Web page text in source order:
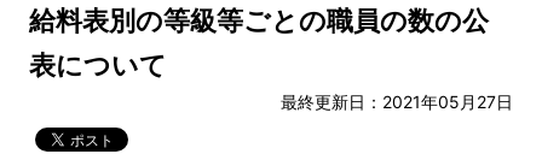
給料表別の等級等ごとの職員の数の公
表について
最終更新日：2021年05月27日